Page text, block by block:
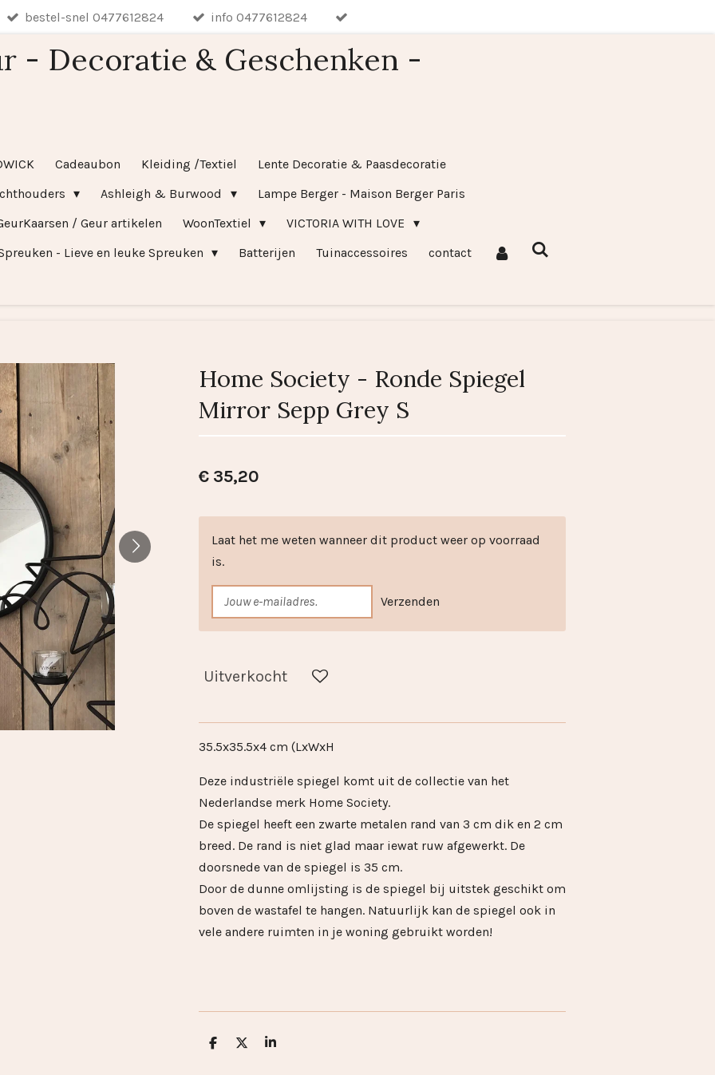
bestel-snel 0477612824 info 0477612824
- Decoratie & Geschenken -
Cadeaubon Kleiding /Textiel
Lente Decoratie & Paasdecoratie
Ashleigh & Burwood
Lampe Berger - Maison Berger Paris
/ Geur artikelen
WoonTextiel
VICTORIA WITH LOVE
- Lieve en leuke Spreuken
Batterijen Tuinaccessoires contact
Home Society - Ronde Spiegel
Mirror Sepp Grey S
€ 35,20
Laat het me weten wanneer dit product weer op voorraad
is.
Verzenden
Uitverkocht
35.5x35.5x4 cm (LxWxH
Deze industriële spiegel komt uit de collectie van het
Nederlandse merk Home Society.
De spiegel heeft een zwarte metalen rand van 3 cm dik en 2 cm
breed. De rand is niet glad maar iewat ruw afgewerkt. De
doorsnede van de spiegel is 35 cm.
Door de dunne omlijsting is de spiegel bij uitstek geschikt om
boven de wastafel te hangen. Natuurlijk kan de spiegel ook in
vele andere ruimten in je woning gebruikt worden!
D
D
S